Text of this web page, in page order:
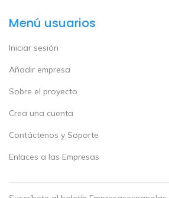
Menú usuarios
Iniciar sesión
Añadir empresa
Sobre el proyecto
Crea una cuenta
Contáctenos y Soporte
Enlaces a las Empresas